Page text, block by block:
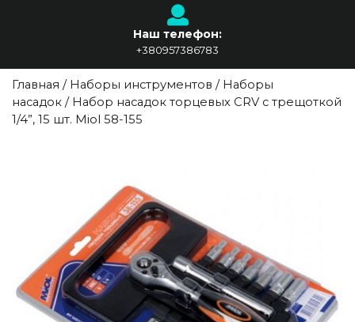
Наш телефон:
+380957386783
Главная / Наборы инструментов / Наборы
насадок / Набор насадок торцевых CRV с трещоткой
1/4”, 15 шт. Miol 58-155